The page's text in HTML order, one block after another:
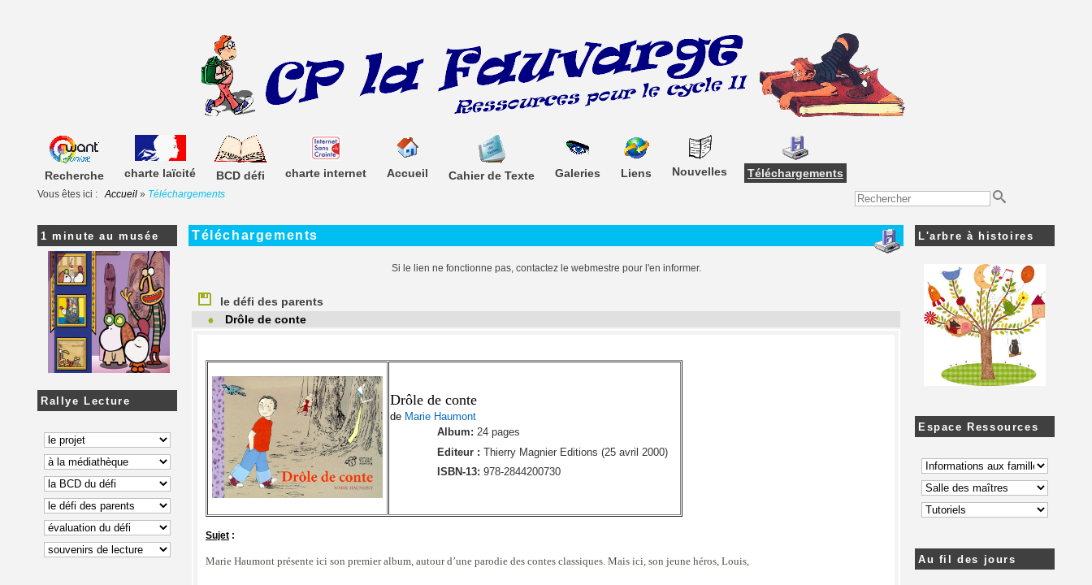
Recherche charte laïcité BCD défi charte internet Accueil Cahier de Texte Galeries Liens Nouvelles Téléchargements
Vous êtes ici : Accueil » Téléchargements
1 minute au musée
Rallye Lecture
Téléchargements
Si le lien ne fonctionne pas, contactez le webmestre pour l'en informer.
le défi des parents
Drôle de conte
Drôle de conte
de Marie Haumont
Album: 24 pages
Editeur : Thierry Magnier Editions (25 avril 2000)
ISBN-13: 978-2844200730
Sujet :
Marie Haumont présente ici son premier album, autour d’une parodie des contes classiques. Mais ici, son jeune héros, Louis,
L'arbre à histoires
Espace Ressources
Au fil des jours